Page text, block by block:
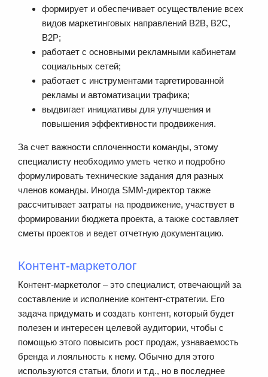
формирует и обеспечивает осуществление всех
видов маркетинговых направлений B2B, B2C,
B2P;
работает с основными рекламными кабинетам
социальных сетей;
работает с инструментами таргетированной
рекламы и автоматизации трафика;
выдвигает инициативы для улучшения и
повышения эффективности продвижения.
За счет важности сплоченности команды, этому
специалисту необходимо уметь четко и подробно
формулировать технические задания для разных
членов команды. Иногда SMM-директор также
рассчитывает затраты на продвижение, участвует в
формировании бюджета проекта, а также составляет
сметы проектов и ведет отчетную документацию.
Контент-маркетолог
Контент-маркетолог – это специалист, отвечающий за
составление и исполнение контент-стратегии. Его
задача придумать и создать контент, который будет
полезен и интересен целевой аудитории, чтобы с
помощью этого повысить рост продаж, узнаваемость
бренда и лояльность к нему. Обычно для этого
используются статьи, блоги и т.д., но в последнее